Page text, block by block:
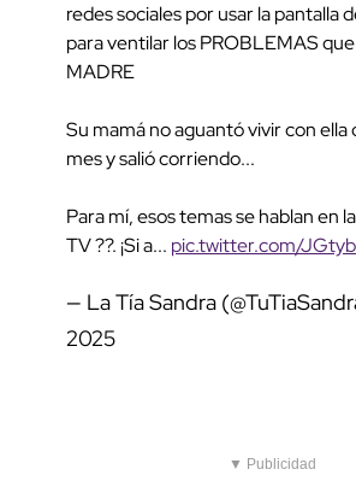
redes sociales por usar la pantalla
para ventilar los PROBLEMAS
MADRE
Su mamá no aguantó vivir con ella
mes y salió corriendo...
Para mí, esos temas se hablan en
TV ??. ¡Si a... pic.twitter.com/
— La Tía Sandra
2025
▼ Publicidad